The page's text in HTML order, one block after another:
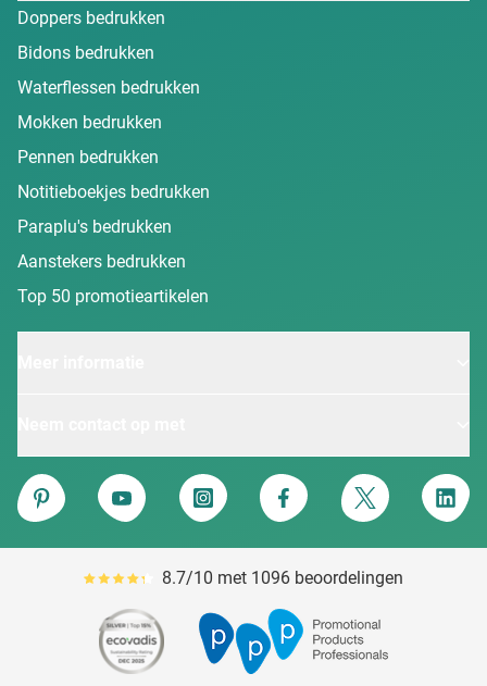
Doppers bedrukken
Bidons bedrukken
Waterflessen bedrukken
Mokken bedrukken
Pennen bedrukken
Notitieboekjes bedrukken
Paraplu's bedrukken
Aanstekers bedrukken
Top 50 promotieartikelen
Van Heijster
Pinterest
YouTube Instagram Facebook Twitter
Gemiddeld reviewpercentage is 87
8.7/10 met 1096 beoordelingen